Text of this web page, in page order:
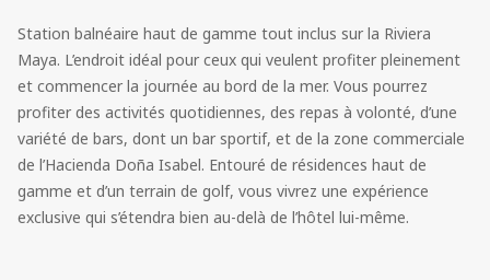
Station balnéaire haut de gamme tout inclus sur la Riviera
Maya. L’endroit idéal pour ceux qui veulent profiter pleinement
et commencer la journée au bord de la mer. Vous pourrez
profiter des activités quotidiennes, des repas à volonté, d’une
variété de bars, dont un bar sportif, et de la zone commerciale
de l’Hacienda Doña Isabel. Entouré de résidences haut de
gamme et d’un terrain de golf, vous vivrez une expérience
exclusive qui s’étendra bien au-delà de l’hôtel lui-même.